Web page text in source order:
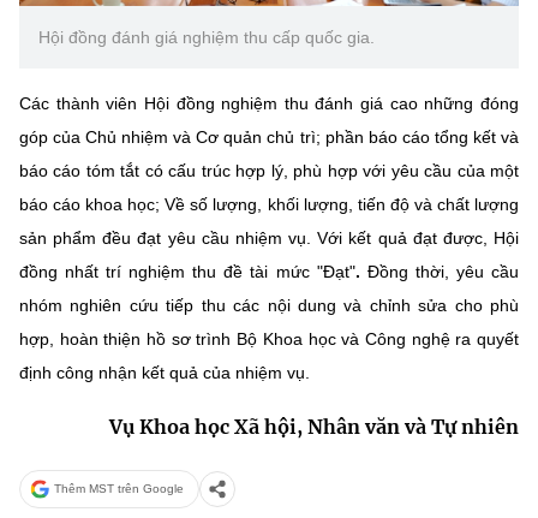
Hội đồng đánh giá nghiệm thu cấp quốc gia.
Các thành viên Hội đồng nghiệm thu đánh giá cao những đóng
góp của Chủ nhiệm và Cơ quản chủ trì; phần báo cáo tổng kết và
báo cáo tóm tắt có cấu trúc hợp lý, phù hợp với yêu cầu của một
báo cáo khoa học; Về số lượng, khối lượng, tiến độ và chất lượng
sản phẩm đều đạt yêu cầu nhiệm vụ. Với kết quả đạt được, Hội
đồng nhất trí nghiệm thu đề tài mức "Đạt". Đồng thời, yêu cầu
nhóm nghiên cứu tiếp thu các nội dung và chỉnh sửa cho phù
hợp, hoàn thiện hồ sơ trình Bộ Khoa học và Công nghệ ra quyết
định công nhận kết quả của nhiệm vụ.
Vụ Khoa học Xã hội, Nhân văn và Tự nhiên
Thêm MST trên Google